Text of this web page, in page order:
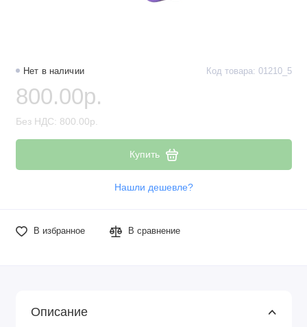
Нет в наличии Код товара: 01210_5
800.00р.
Без НДС: 800.00р.
Купить
Нашли дешевле?
В избранное В сравнение
Описание